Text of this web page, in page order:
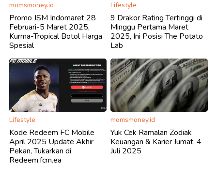
momsmoney.id
Promo JSM Indomaret 28
Februari-5 Maret 2025,
Kurma-Tropical Botol Harga
Spesial
Lifestyle
9 Drakor Rating Tertinggi di
Minggu Pertama Maret
2025, Ini Posisi The Potato
Lab
Lifestyle
Kode Redeem FC Mobile
April 2025 Update Akhir
Pekan, Tukarkan di
Redeem.fcm.ea
momsmoney.id
Yuk Cek Ramalan Zodiak
Keuangan & Karier Jumat, 4
Juli 2025